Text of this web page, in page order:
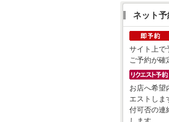
ネット
サイト上で
ご予約が確
お店へ希望
エストしま
付可否の連